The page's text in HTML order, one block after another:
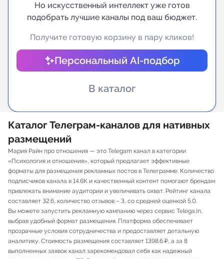
Аналитика MAX каналов
New
Индивидуальное сопровождение
Аналитика Telegram
Но искусственный интеллект уже готов
подобрать лучшие каналы под ваш бюджет.
Получите готовую корзину в пару кликов!
Персональный AI-подбор
В каталог
Каталог Телеграм-каналов для нативных
размещений
Мария Райн про отношения — это Telegam канал в категории
«Психология и отношения», который предлагает эффективные
форматы для размещения рекламных постов в Телеграмме. Количество
подписчиков канала в 14.6K и качественный контент помогают брендам
привлекать внимание аудитории и увеличивать охват. Рейтинг канала
составляет 32.6, количество отзывов – 3, со средней оценкой 5.0.
Вы можете запустить рекламную кампанию через сервис Telega.in,
выбрав удобный формат размещения. Платформа обеспечивает
прозрачные условия сотрудничества и предоставляет детальную
аналитику. Стоимость размещения составляет 1398.6 ₽, а за 8
выполненных заявок канал зарекомендовал себя как надежный